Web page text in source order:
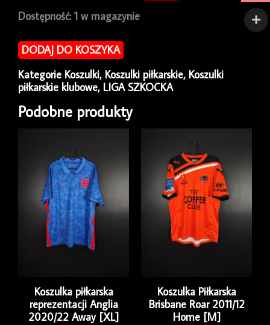
Dostępność: 1 w magazynie
ilość
piłkarska
Hibernian
Home
Le
Coq
Sportif
DODAJ DO KOSZYKA
Kategorie Koszulki, Koszulki piłkarskie, Koszulki
piłkarskie klubowe, LIGA SZKOCKA
Podobne produkty
Koszulka piłkarska
reprezentacji Anglia
2020/22 Away [XL]
Koszulka Piłkarska
Brisbane Roar 2011/12
Home [M]